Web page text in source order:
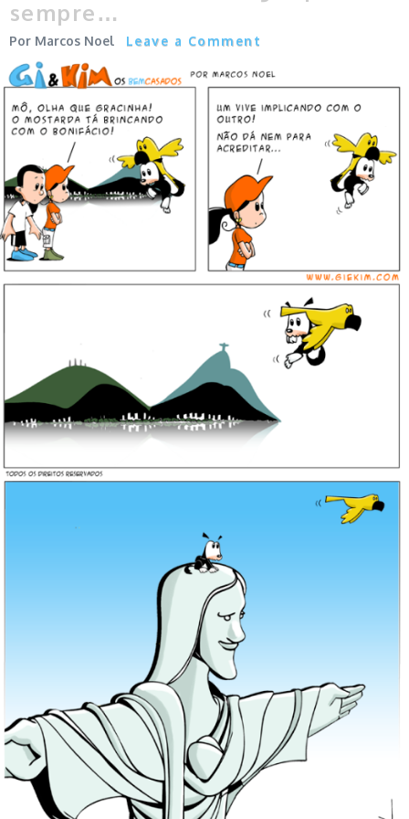
sempre…
Marcos Noel Leave a Comment